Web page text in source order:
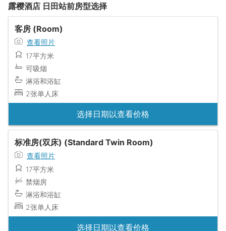
露樱酒店 日田站前房型选择
客房 (Room)
查看照片
17平方米
可吸烟
淋浴和浴缸
2张单人床
选择日期以查看价格
标准房(双床) (Standard Twin Room)
查看照片
17平方米
禁烟房
淋浴和浴缸
2张单人床
选择日期以查看价格